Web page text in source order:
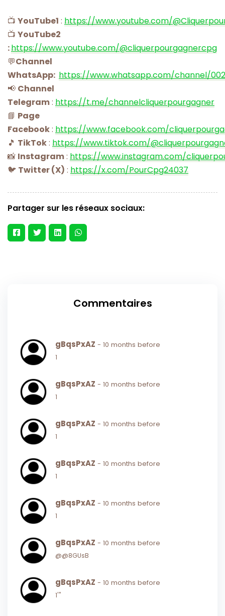
📺 YouTube1 : https://www.youtube.com/
📺 YouTube2
:https://www.youtube.com/@cliquerpourgagnercpg
💬Channel
WhatsApp: https://www.whatsapp.com/channel/
📢 Channel
Telegram: https://t.me/channelcliquerpourgagner
📘 Page
Facebook: https://www.facebook.com/
🎵 TikTok: https://www.tiktok.com/
📸 Instagram: https://www.instagram.com/
🐦 Twitter (X) : https://x.com/PourCpg24037
Partager sur les réseaux sociaux:
Commentaires
gBqsPxAZ - 10 months before
1
gBqsPxAZ - 10 months before
1
gBqsPxAZ - 10 months before
1
gBqsPxAZ - 10 months before
1
gBqsPxAZ - 10 months before
1
gBqsPxAZ - 10 months before
@@8GUsB
gBqsPxAZ - 10 months before
1'"